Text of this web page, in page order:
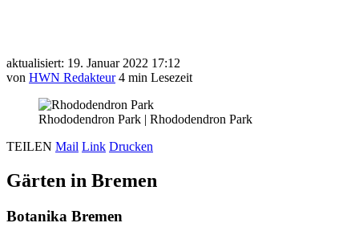
aktualisiert: 19. Januar 2022 17:12
von HWN Redakteur 4 min Lesezeit
Rhododendron Park | Rhododendron Park
TEILEN Mail Link Drucken
Gärten in Bremen
Botanika Bremen